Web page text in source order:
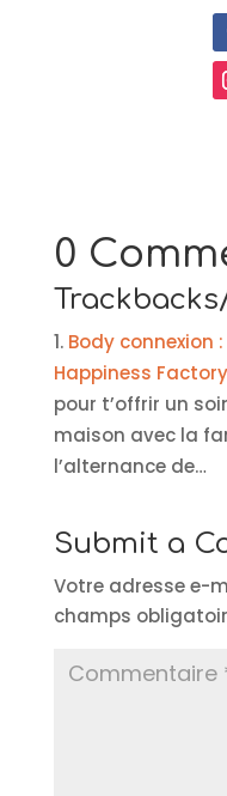
0
Body connexion
Happiness Factory
pour t’offrir un
maison avec la
l’alternance de…
Submit a
Votre adresse e-
champs